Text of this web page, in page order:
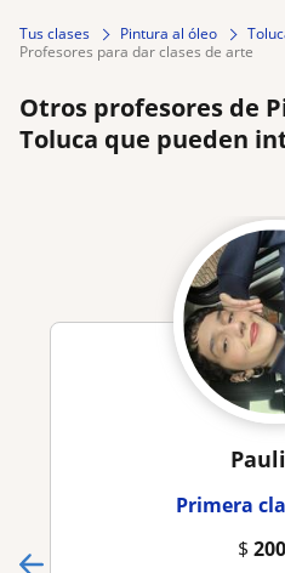
Tus clases Pintura al óleo
profesores para dar clases de arte
Otros profesores de
Toluca que pueden
Primera
$ 200